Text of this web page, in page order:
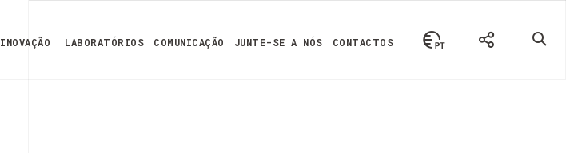
INOVAÇÃO LABORATÓRIOS COMUNICAÇÃO JUNTE-SE A NÓS CONTACTOS